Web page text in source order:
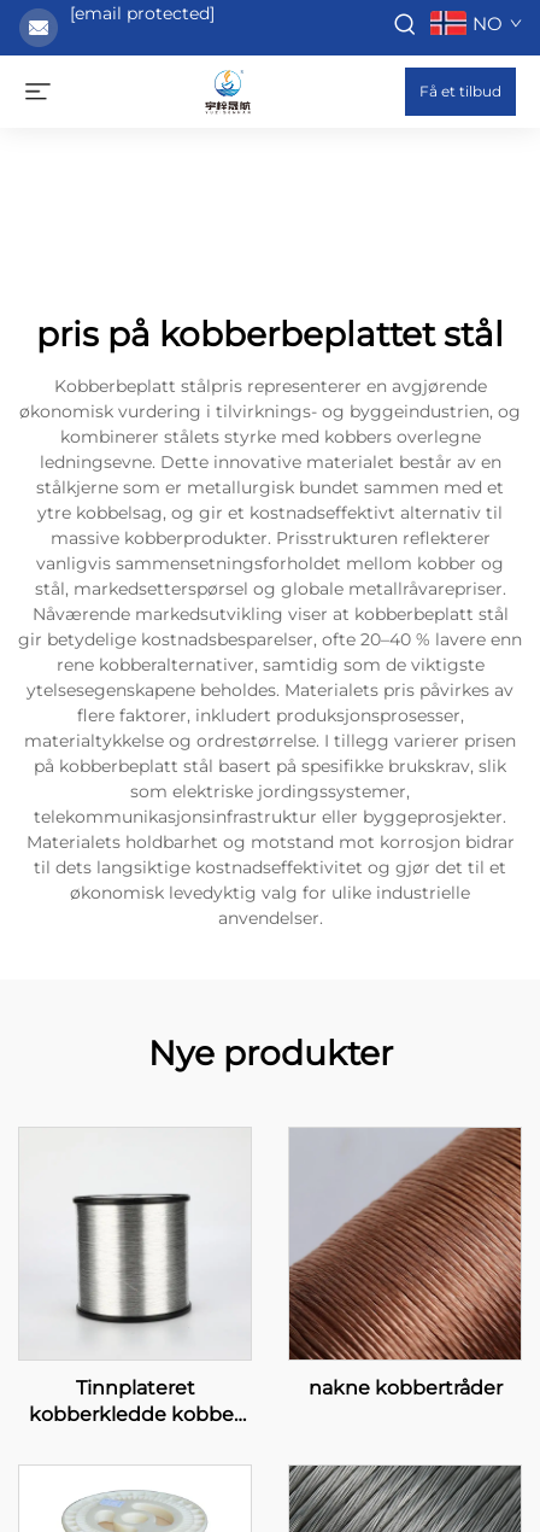
[email protected] NO
Få et tilbud
pris på kobberbeplattet stål
Kobberbeplatt stålpris representerer en avgjørende
økonomisk vurdering i tilvirknings- og byggeindustrien, og
kombinerer stålets styrke med kobbers overlegne
ledningsevne. Dette innovative materialet består av en
stålkjerne som er metallurgisk bundet sammen med et
ytre kobbelsag, og gir et kostnadseffektivt alternativ til
massive kobberprodukter. Prisstrukturen reflekterer
vanligvis sammensetningsforholdet mellom kobber og
stål, markedsetterspørsel og globale metallråvarepriser.
Nåværende markedsutvikling viser at kobberbeplatt stål
gir betydelige kostnadsbesparelser, ofte 20–40 % lavere enn
rene kobberalternativer, samtidig som de viktigste
ytelsesegenskapene beholdes. Materialets pris påvirkes av
flere faktorer, inkludert produksjonsprosesser,
materialtykkelse og ordrestørrelse. I tillegg varierer prisen
på kobberbeplatt stål basert på spesifikke brukskrav, slik
som elektriske jordingssystemer,
telekommunikasjonsinfrastruktur eller byggeprosjekter.
Materialets holdbarhet og motstand mot korrosjon bidrar
til dets langsiktige kostnadseffektivitet og gjør det til et
økonomisk levedyktig valg for ulike industrielle
anvendelser.
Nye produkter
Tinnplateret
kobberkledde kobber
nakne kobbertråder